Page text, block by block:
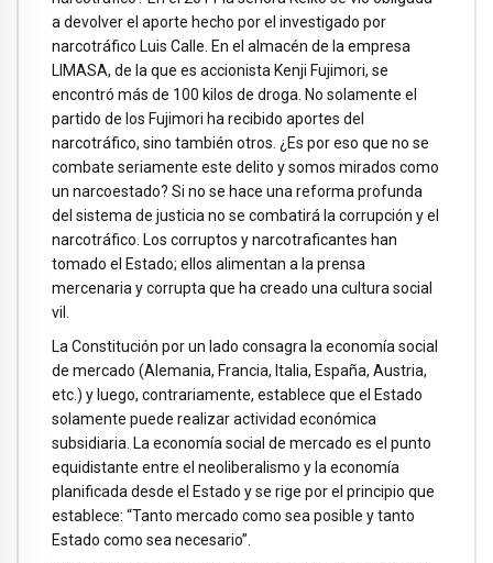
a devolver el aporte hecho por el investigado por
narcotráfico Luis Calle. En el almacén de la empresa
LIMASA, de la que es accionista Kenji Fujimori, se
encontró más de 100 kilos de droga. No solamente el
partido de los Fujimori ha recibido aportes del
narcotráfico, sino también otros. ¿Es por eso que no se
combate seriamente este delito y somos mirados como
un narcoestado? Si no se hace una reforma profunda
del sistema de justicia no se combatirá la corrupción y el
narcotráfico. Los corruptos y narcotraficantes han
tomado el Estado; ellos alimentan a la prensa
mercenaria y corrupta que ha creado una cultura social
vil.
La Constitución por un lado consagra la economía social
de mercado (Alemania, Francia, Italia, España, Austria,
etc.) y luego, contrariamente, establece que el Estado
solamente puede realizar actividad económica
subsidiaria. La economía social de mercado es el punto
equidistante entre el neoliberalismo y la economía
planificada desde el Estado y se rige por el principio que
establece: “Tanto mercado como sea posible y tanto
Estado como sea necesario”.